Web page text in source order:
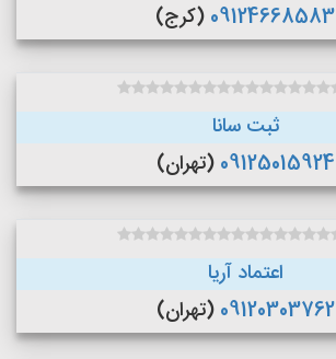
09124668583 (کرج)
ثبت سانا
09125015924 (تهران)
اعتماد آریا
09120303762 (تهران)